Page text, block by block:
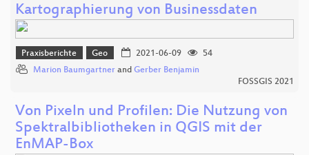
Kartographierung von Businessdaten
Praxisberichte Geo 2021-06-09
54
Marion Baumgartner and Gerber Benjamin
FOSSGIS 2021
Von Pixeln und Profilen: Die Nutzung von
Spektralbibliotheken in QGIS mit der
EnMAP-Box